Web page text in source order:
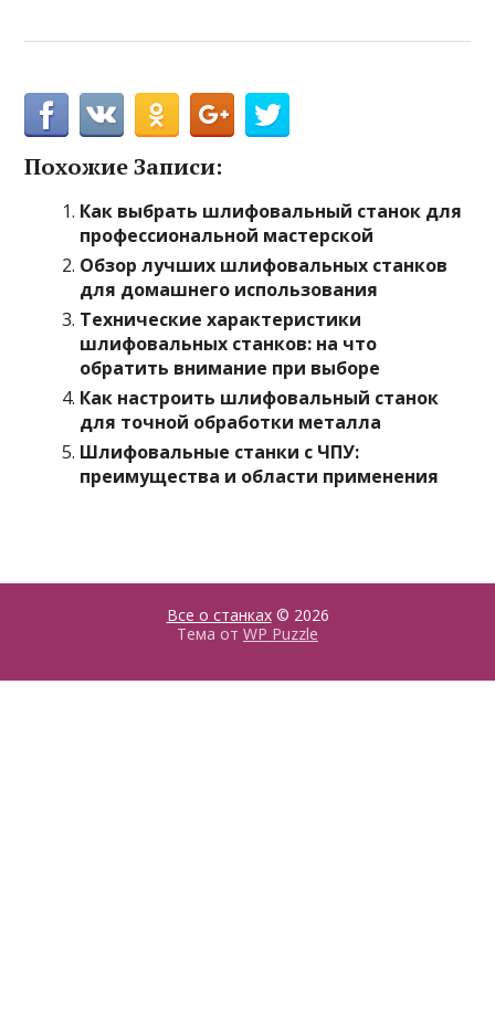
Похожие Записи:
Как выбрать шлифовальный станок для
профессиональной мастерской
Обзор лучших шлифовальных станков
для домашнего использования
Технические характеристики
шлифовальных станков: на что
обратить внимание при выборе
Как настроить шлифовальный станок
для точной обработки металла
Шлифовальные станки с ЧПУ:
преимущества и области применения
Все о станках© 2026
Тема от WP Puzzle